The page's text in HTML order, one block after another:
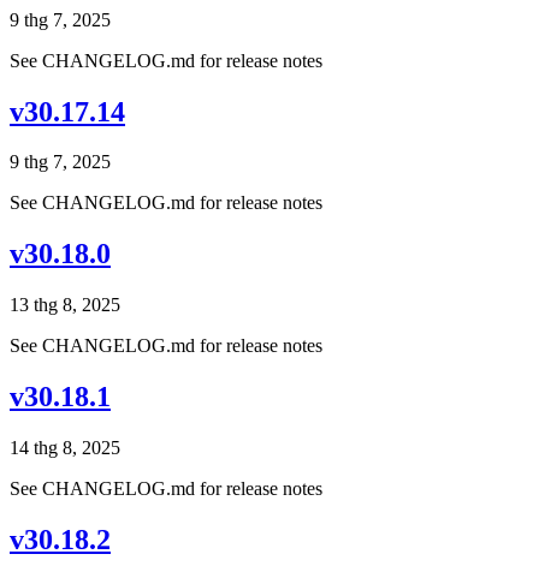
9 thg 7, 2025
See CHANGELOG.md for release notes
v30.17.14
9 thg 7, 2025
See CHANGELOG.md for release notes
v30.18.0
13 thg 8, 2025
See CHANGELOG.md for release notes
v30.18.1
14 thg 8, 2025
See CHANGELOG.md for release notes
v30.18.2